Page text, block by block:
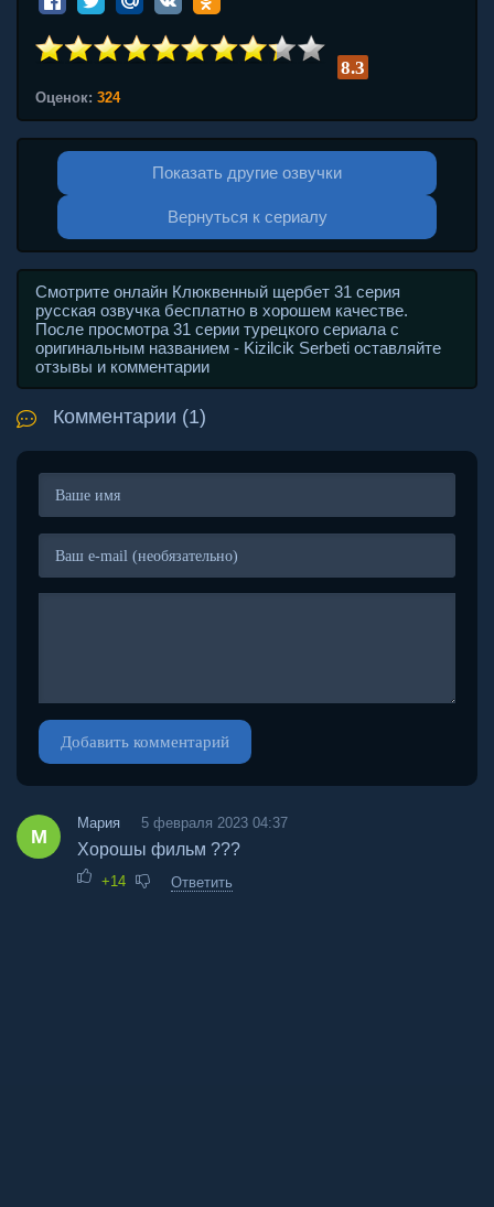
8.3
Оценок: 324
Показать другие озвучки
Вернуться к сериалу
Смотрите онлайн Клюквенный щербет 31 серия
русская озвучка бесплатно в хорошем качестве.
После просмотра 31 серии турецкого сериала с
оригинальным названием - Kizilcik Serbeti оставляйте
отзывы и комментарии
Комментарии (1)
Добавить комментарий
М
Мария 5 февраля 2023 04:37
Хорошы фильм ???
+14 Ответить